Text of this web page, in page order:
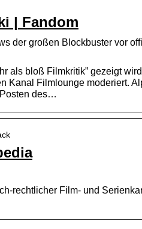
| Fandom
der großen Blockbuster vor
als bloß Filmkritik” gezeigt
Kanal Filmlounge moderiert.
des…
rechtlicher Film- und